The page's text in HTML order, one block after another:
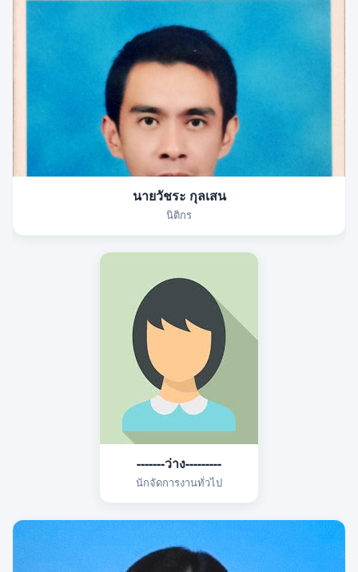
นายวัชระ กุลเสน
นิติกร
-------ว่าง---------
นักจัดการงานทั่วไป